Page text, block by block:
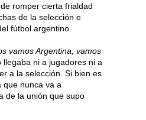
romper cierta frialdad
de la selección e
fútbol argentino.
vamos Argentina, vamos
llegaba ni a jugadores ni a
a la selección. Si bien es
que nunca va a
de la unión que supo